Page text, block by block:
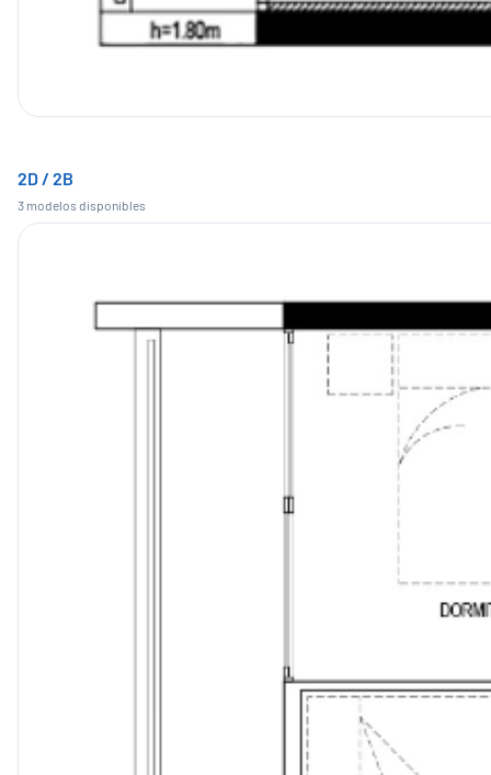
2D / 2B
3 modelos disponibles